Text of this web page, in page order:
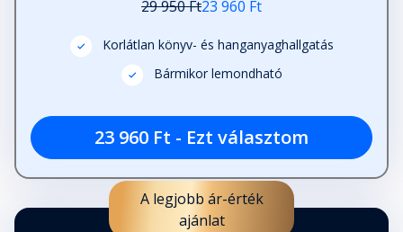
29 950 Ft23 960 Ft
Korlátlan könyv- és hanganyaghallgatás
Bármikor lemondható
23 960 Ft - Ezt választom
A legjobb ár-érték
ajánlat